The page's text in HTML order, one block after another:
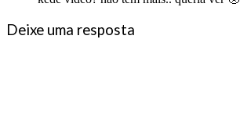
Deixe uma resposta